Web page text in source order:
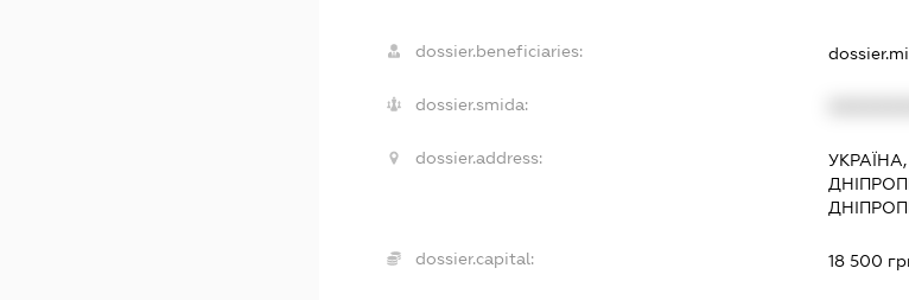
dossier.beneficiaries:
dossier.smida:
dossier.address:
dossier.capital: 18 500